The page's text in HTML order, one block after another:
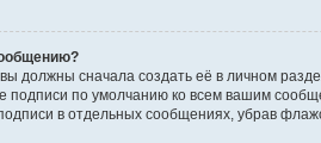
должны сначала создать её в личном
подписи по умолчанию ко всем вашим
в отдельных сообщениях, убрав